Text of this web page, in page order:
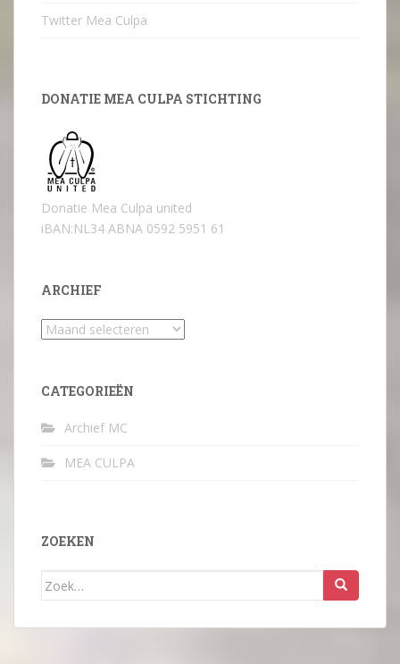
Twitter Mea Culpa
DONATIE MEA CULPA STICHTING
Donatie Mea Culpa united
iBAN:NL34 ABNA 0592 5951 61
ARCHIEF
Archief
CATEGORIEËN
Archief MC
MEA CULPA
ZOEKEN
Zoek